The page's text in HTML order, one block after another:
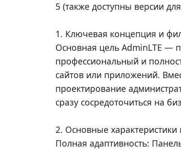
5 (также доступны версии
1. Ключевая концепция и
Основная цель AdminLTE —
профессиональный и
сайтов или приложений.
проектирование
сразу сосредоточиться на
2. Основные
Полная адаптивность: